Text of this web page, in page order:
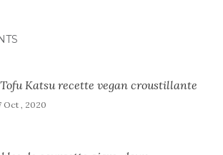
Katsu recette vegan croustillante
Oct , 2020